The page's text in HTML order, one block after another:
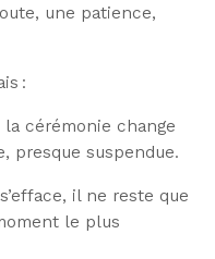
une patience,
:
cérémonie change
presque suspendue.
il ne reste que
le plus